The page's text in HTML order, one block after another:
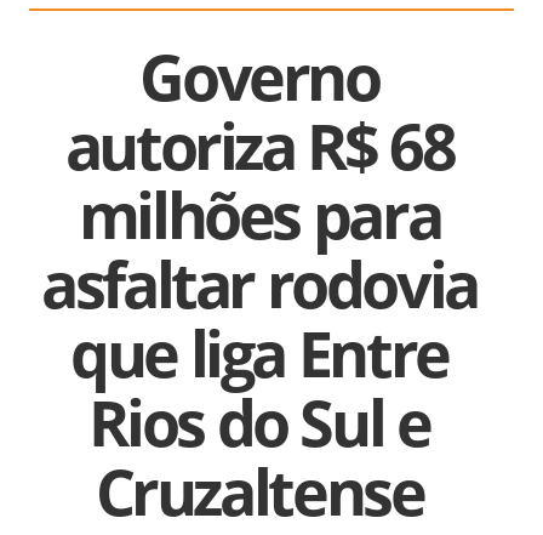
Governo
autoriza R$ 68
milhões para
asfaltar rodovia
que liga Entre
Rios do Sul e
Cruzaltense